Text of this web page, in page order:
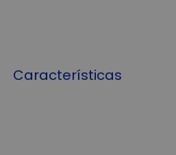
Características